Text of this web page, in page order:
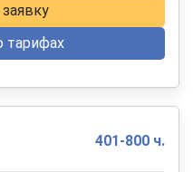
тарифах
401-800 ч.